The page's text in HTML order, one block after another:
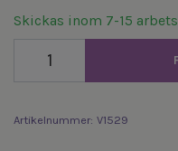
Skickas inom 7-15
Artikelnummer: V1529